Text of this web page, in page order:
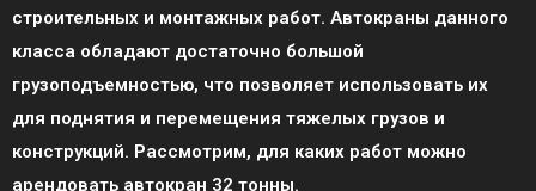
строительных и монтажных работ. Автокраны данного
класса обладают достаточно большой
грузоподъемностью, что позволяет использовать их
для поднятия и перемещения тяжелых грузов и
конструкций. Рассмотрим, для каких работ можно
арендовать автокран 32 тонны.